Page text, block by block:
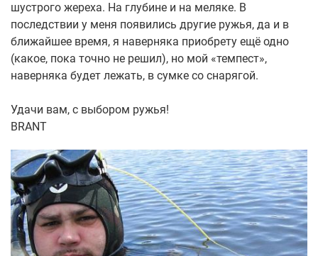
шустрого жереха. На глубине и на меляке. В
последствии у меня появились другие ружья, да и в
ближайшее время, я наверняка приобрету ещё одно
(какое, пока точно не решил), но мой «темпест»,
наверняка будет лежать, в сумке со снарягой.
Удачи вам, с выбором ружья!
BRANT